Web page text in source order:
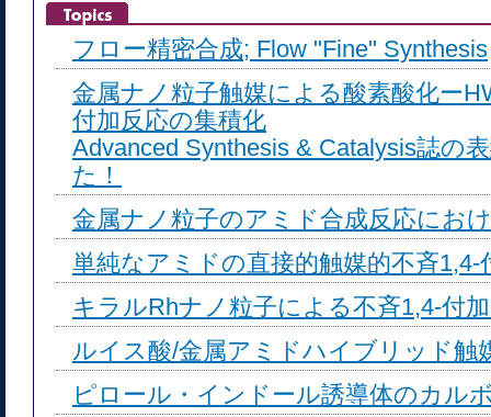
フロー精密合成; Flow "Fine" Synthesis
金属ナノ粒子触媒による酸素酸化ー
付加反応の集積化
Advanced Synthesis & Catalysis誌の
た！
金属ナノ粒子のアミド合成反応にお
単純なアミドの直接的触媒的不斉1,4-
キラルRhナノ粒子による不斉1,4-付
ルイス酸/金属アミドハイブリッド触
ピロール・インドール誘導体のカル